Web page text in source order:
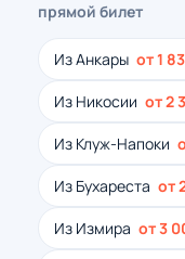
прямой билет
Из Анкары от 1
Из Никосии от 2
Из Клуж-Напоки
Из Бухареста от
Из Измира от 3